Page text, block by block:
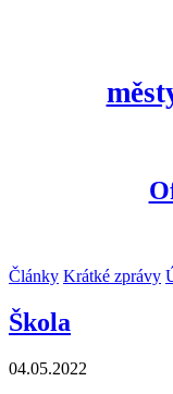
Články Krátké zprávy
Škola
04.05.2022